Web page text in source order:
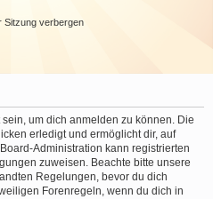
Sitzung verbergen
um dich anmelden zu können. Die
erledigt und ermöglicht dir, auf
Administration kann registrierten
zuweisen. Beachte bitte unsere
Regelungen, bevor du dich
Forenregeln, wenn du dich in